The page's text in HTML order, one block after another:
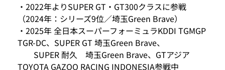
・2022年よりSUPER GT・GT300クラスに参戦
（2024年：シリーズ9位／埼玉Green Brave）
・2025年 全日本スーパーフォーミュラKDDI TGMGP
TGR-DC、SUPER GT 埼玉Green Brave、
SUPER 耐久 埼玉Green Brave、GTアジア
TOYOTA GAZOO RACING INDONESIA参戦中